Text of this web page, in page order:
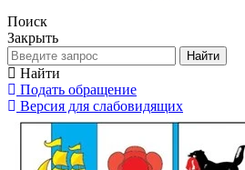
Поиск
Закрыть
Найти
Найти
Подать обращение
Версия для слабовидящих